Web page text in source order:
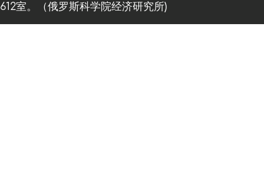
612室。（俄罗斯科学院经济研究所)